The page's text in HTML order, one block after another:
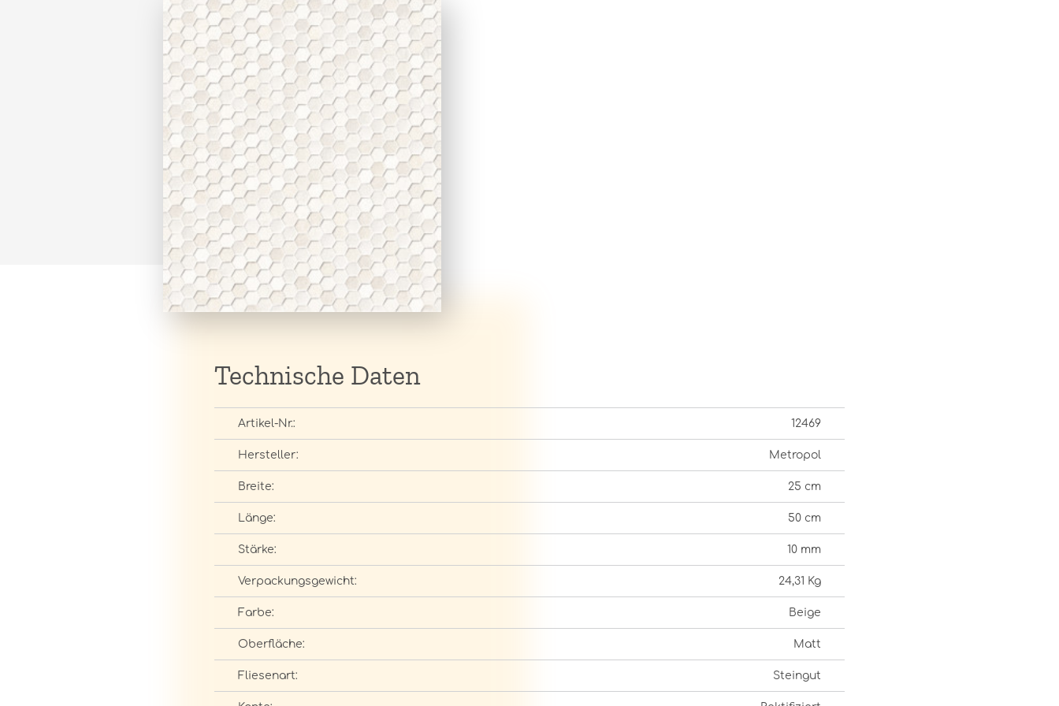
Technische Daten
Artikel-Nr.: 12469
Hersteller: Metropol
Breite: 25 cm
Länge: 50 cm
Stärke: 10 mm
Verpackungsgewicht: 24,31 Kg
Farbe: Beige
Oberfläche: Matt
Fliesenart: Steingut